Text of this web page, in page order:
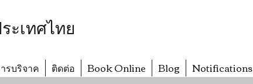
ะเทศไทย
รบริจาค ติดต่อ Book Online Blog Notifications